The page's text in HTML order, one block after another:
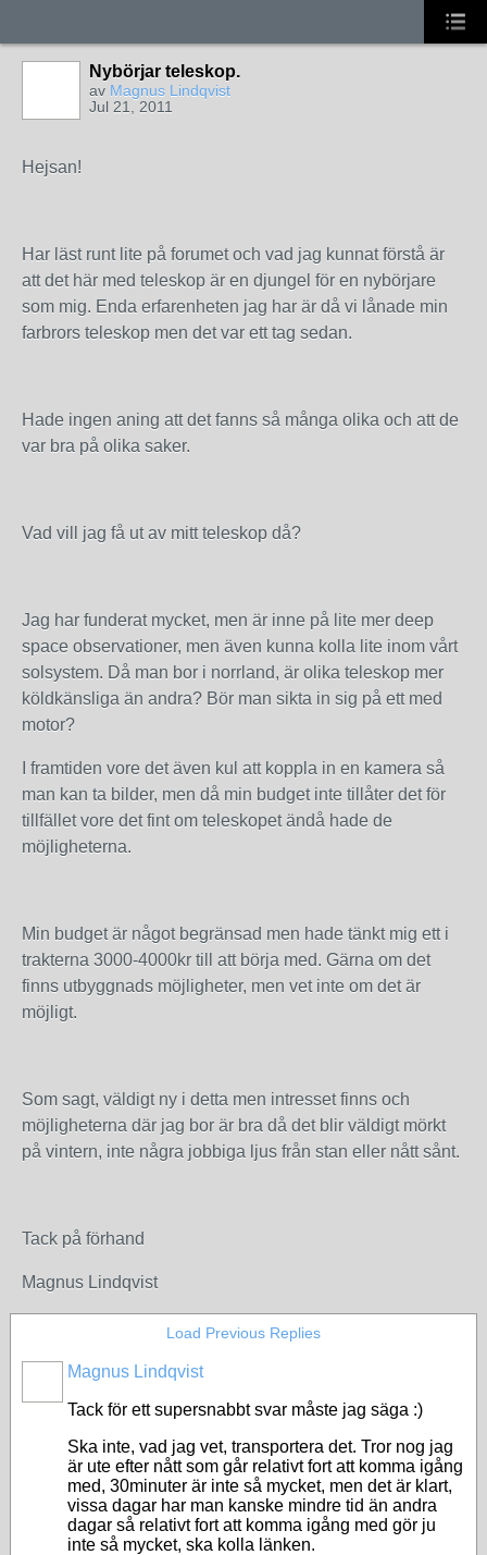
Nybörjar teleskop.
av Magnus Lindqvist
Jul 21, 2011
Hejsan!
Har läst runt lite på forumet och vad jag kunnat förstå är
att det här med teleskop är en djungel för en nybörjare
som mig. Enda erfarenheten jag har är då vi lånade min
farbrors teleskop men det var ett tag sedan.
Hade ingen aning att det fanns så många olika och att de
var bra på olika saker.
Vad vill jag få ut av mitt teleskop då?
Jag har funderat mycket, men är inne på lite mer deep
space observationer, men även kunna kolla lite inom vårt
solsystem. Då man bor i norrland, är olika teleskop mer
köldkänsliga än andra? Bör man sikta in sig på ett med
motor?
I framtiden vore det även kul att koppla in en kamera så
man kan ta bilder, men då min budget inte tillåter det för
tillfället vore det fint om teleskopet ändå hade de
möjligheterna.
Min budget är något begränsad men hade tänkt mig ett i
trakterna 3000-4000kr till att börja med. Gärna om det
finns utbyggnads möjligheter, men vet inte om det är
möjligt.
Som sagt, väldigt ny i detta men intresset finns och
möjligheterna där jag bor är bra då det blir väldigt mörkt
på vintern, inte några jobbiga ljus från stan eller nått sånt.
Tack på förhand
Magnus Lindqvist
Load Previous Replies
Magnus Lindqvist
Tack för ett supersnabbt svar måste jag säga :)
Ska inte, vad jag vet, transportera det. Tror nog jag
är ute efter nått som går relativt fort att komma igång
med, 30minuter är inte så mycket, men det är klart,
vissa dagar har man kanske mindre tid än andra
dagar så relativt fort att komma igång med gör ju
inte så mycket, ska kolla länken.